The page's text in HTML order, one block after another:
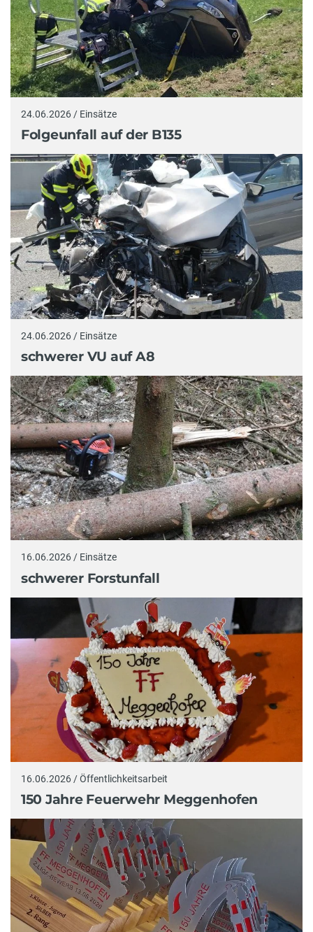
24.06.2026 / Einsätze
Folgeunfall auf der B135
24.06.2026 / Einsätze
schwerer VU auf A8
16.06.2026 / Einsätze
schwerer Forstunfall
16.06.2026 / Öffentlichkeitsarbeit
150 Jahre Feuerwehr Meggenhofen